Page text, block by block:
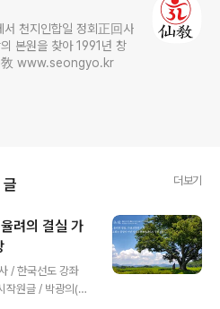
사
찾아 1991년 창
敎 www.seongyo.kr
글 더보기
려의 결실 가
/ 한국선도 강좌
작원글 / 박광의(朴